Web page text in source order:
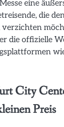
eine
die
die offizielle
City
Preis